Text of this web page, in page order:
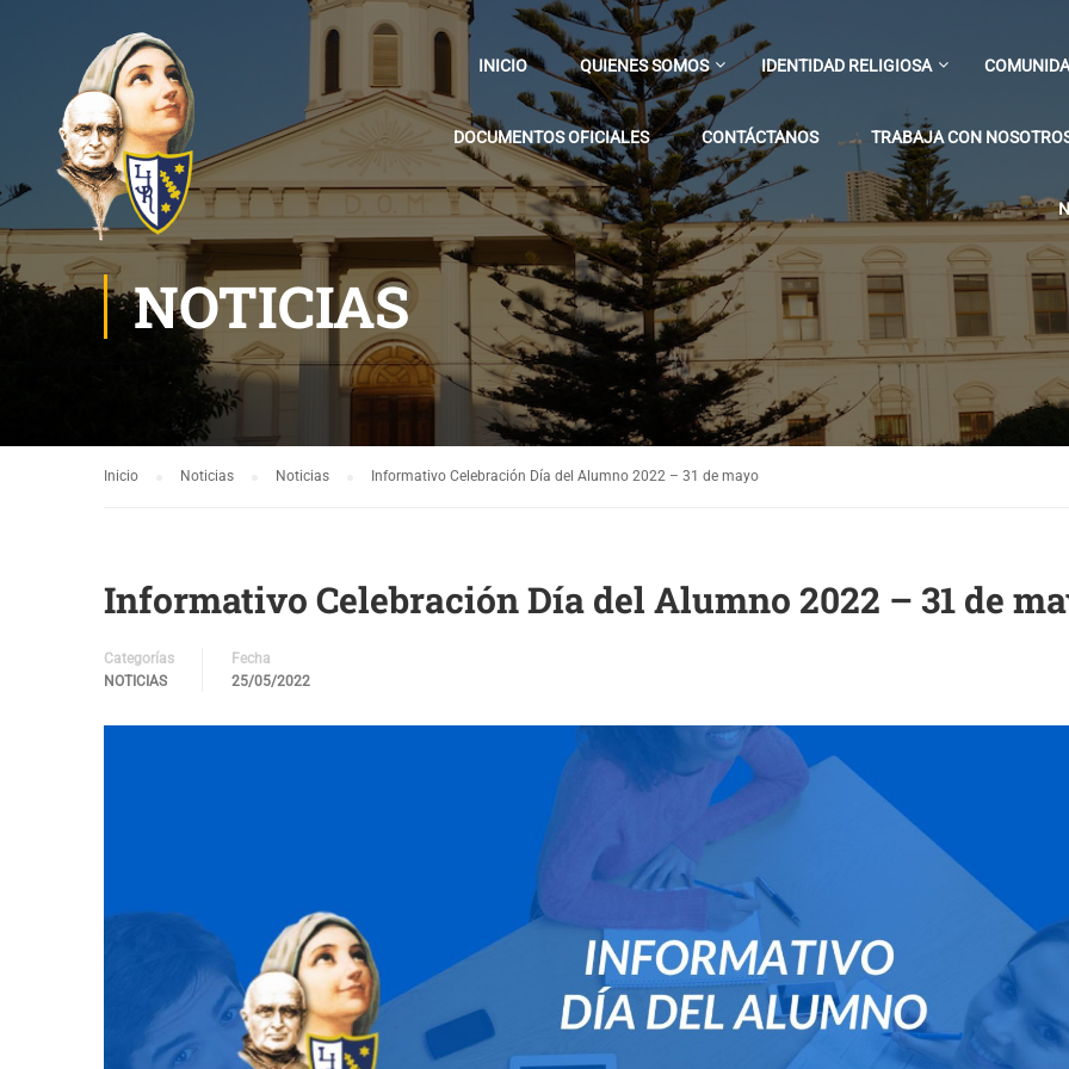
INICIO QUIENES SOMOS IDENTIDAD RELIGIOSA
DOCUMENTOS OFICIALES CONTÁCTANOS TRABAJA CON
NOTICIAS
Inicio Noticias Noticias Informativo Celebración Día del Alumno 2022 – 31 de mayo
Informativo Celebración Día del Alumno 2022 – 31 de
Categorías
NOTICIAS
Fecha
25/05/2022